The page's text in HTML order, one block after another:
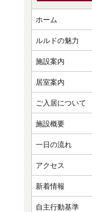
ホーム
ルルドの魅力
施設案内
居室案内
ご入居について
施設概要
一日の流れ
アクセス
新着情報
自主行動基準